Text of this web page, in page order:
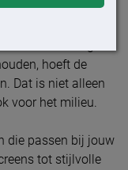
hoeft de
Dat is niet alleen
voor het milieu.
die passen bij jouw
tot stijlvolle